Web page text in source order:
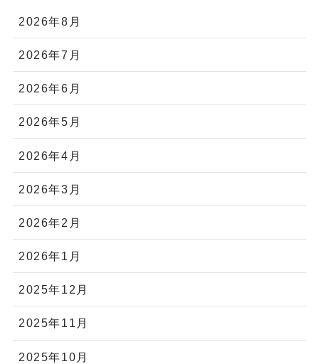
2026年8月
2026年7月
2026年6月
2026年5月
2026年4月
2026年3月
2026年2月
2026年1月
2025年12月
2025年11月
2025年10月